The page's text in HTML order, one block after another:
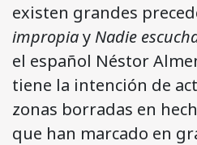
existen grandes
impropiay Nadie
el español Néstor
tiene la intención de
zonas borradas en
que han marcado en